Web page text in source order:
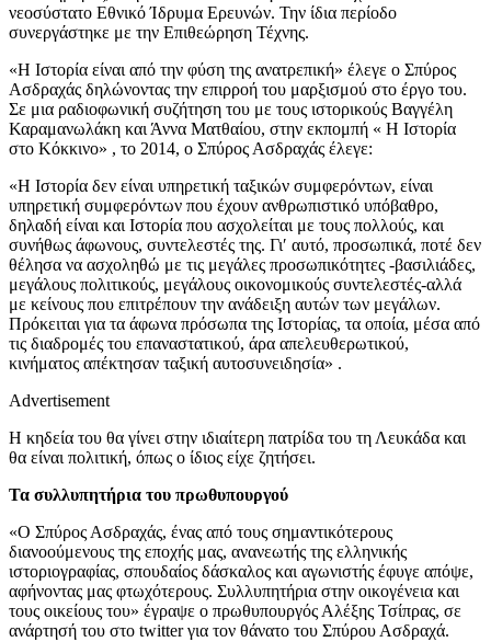
νεοσύστατο Εθνικό Ίδρυμα Ερευνών. Την ίδια περίοδο
συνεργάστηκε με την Επιθεώρηση Τέχνης.
«Η Ιστορία είναι από την φύση της ανατρεπική» έλεγε ο Σπύρος
Ασδραχάς δηλώνοντας την επιρροή του μαρξισμού στο έργο του.
Σε μια ραδιοφωνική συζήτηση του με τους ιστορικούς Βαγγέλη
Καραμανωλάκη και Άννα Ματθαίου, στην εκπομπή « Η Ιστορία
στο Κόκκινο» , το 2014, ο Σπύρος Ασδραχάς έλεγε:
«Η Ιστορία δεν είναι υπηρετική ταξικών συμφερόντων, είναι
υπηρετική συμφερόντων που έχουν ανθρωπιστικό υπόβαθρο,
δηλαδή είναι και Ιστορία που ασχολείται με τους πολλούς, και
συνήθως άφωνους, συντελεστές της. Γι′ αυτό, προσωπικά, ποτέ δεν
θέλησα να ασχοληθώ με τις μεγάλες προσωπικότητες -βασιλιάδες,
μεγάλους πολιτικούς, μεγάλους οικονομικούς συντελεστές-αλλά
με κείνους που επιτρέπουν την ανάδειξη αυτών των μεγάλων.
Πρόκειται για τα άφωνα πρόσωπα της Ιστορίας, τα οποία, μέσα από
τις διαδρομές του επαναστατικού, άρα απελευθερωτικού,
κινήματος απέκτησαν ταξική αυτοσυνειδησία» .
Advertisement
Η κηδεία του θα γίνει στην ιδιαίτερη πατρίδα του τη Λευκάδα και
θα είναι πολιτική, όπως ο ίδιος είχε ζητήσει.
Τα συλλυπητήρια του πρωθυπουργού
«Ο Σπύρος Ασδραχάς, ένας από τους σημαντικότερους
διανοούμενους της εποχής μας, ανανεωτής της ελληνικής
ιστοριογραφίας, σπουδαίος δάσκαλος και αγωνιστής έφυγε απόψε,
αφήνοντας μας φτωχότερους. Συλλυπητήρια στην οικογένεια και
τους οικείους του» έγραψε ο πρωθυπουργός Αλέξης Τσίπρας, σε
ανάρτησή του στο twitter για τον θάνατο του Σπύρου Ασδραχά.